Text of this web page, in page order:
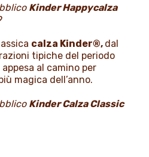
Kinder Happycalza
calza Kinder®, dal
tipiche del periodo
al camino per
magica dell’anno.
Kinder Calza Classic